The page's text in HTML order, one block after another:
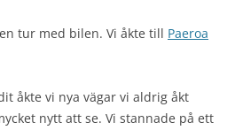
tur med bilen. Vi åkte till Paeroa
åkte vi nya vägar vi aldrig åkt
nytt att se. Vi stannade på ett